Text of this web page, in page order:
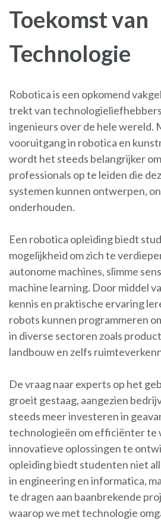
Toekomst van
Technologie
Robotica is een opkomend
trekt van
ingenieurs over de hele wereld.
vooruitgang in robotica en
wordt het steeds belangrijker
professionals op te leiden die
systemen kunnen ontwerpen,
onderhouden.
Een robotica opleiding biedt
mogelijkheid om zich te
autonome machines, slimme
machine learning. Door middel
kennis en praktische ervaring
robots kunnen programmeren
in diverse sectoren zoals
landbouw en zelfs
De vraag naar experts op het
groeit gestaag, aangezien
steeds meer investeren in
technologieën om efficiënter te
innovatieve oplossingen te
opleiding biedt studenten niet
in engineering en informatica,
te dragen aan baanbrekende
waarop we met technologie